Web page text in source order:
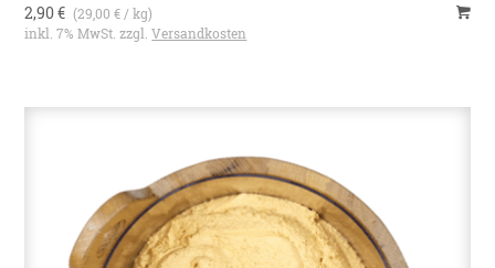
2,90 € (29,00 € / kg)
inkl. 7% MwSt. zzgl.Versandkosten